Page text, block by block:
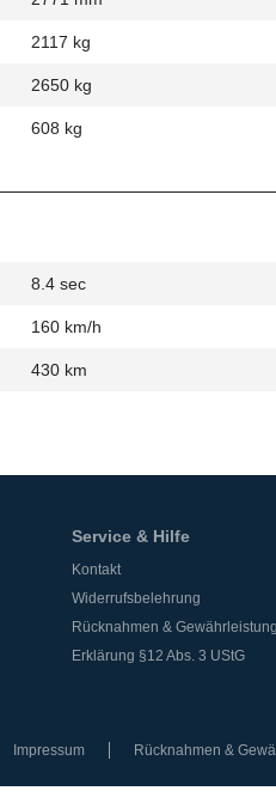
2117 kg
2650 kg
608 kg
8.4 sec
160 km/h
430 km
Service & Hilfe
Kontakt
Widerrufsbelehrung
Rücknahmen & Gewährleistung
Erklärung §12 Abs. 3 UStG
Impressum Rücknahmen &